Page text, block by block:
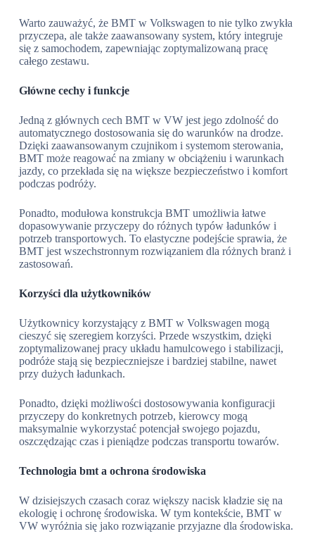
Warto zauważyć, że BMT w Volkswagen to nie tylko zwykła
przyczepa, ale także zaawansowany system, który integruje
się z samochodem, zapewniając zoptymalizowaną pracę
całego zestawu.
Główne cechy i funkcje
Jedną z głównych cech BMT w VW jest jego zdolność do
automatycznego dostosowania się do warunków na drodze.
Dzięki zaawansowanym czujnikom i systemom sterowania,
BMT może reagować na zmiany w obciążeniu i warunkach
jazdy, co przekłada się na większe bezpieczeństwo i komfort
podczas podróży.
Ponadto, modułowa konstrukcja BMT umożliwia łatwe
dopasowywanie przyczepy do różnych typów ładunków i
potrzeb transportowych. To elastyczne podejście sprawia, że
BMT jest wszechstronnym rozwiązaniem dla różnych branż i
zastosowań.
Korzyści dla użytkowników
Użytkownicy korzystający z BMT w Volkswagen mogą
cieszyć się szeregiem korzyści. Przede wszystkim, dzięki
zoptymalizowanej pracy układu hamulcowego i stabilizacji,
podróże stają się bezpieczniejsze i bardziej stabilne, nawet
przy dużych ładunkach.
Ponadto, dzięki możliwości dostosowywania konfiguracji
przyczepy do konkretnych potrzeb, kierowcy mogą
maksymalnie wykorzystać potencjał swojego pojazdu,
oszczędzając czas i pieniądze podczas transportu towarów.
Technologia bmt a ochrona środowiska
W dzisiejszych czasach coraz większy nacisk kładzie się na
ekologię i ochronę środowiska. W tym kontekście, BMT w
VW wyróżnia się jako rozwiązanie przyjazne dla środowiska.